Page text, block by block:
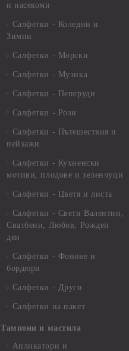
и насекоми
Салфетки - Коледни и
Зимни
Салфетки - Морски
Салфетки - Музика
Салфетки - Пеперуди
Салфетки - Рози
Салфетки - Пътешествия и
пейзажи
Салфетки - Кухненски
мотиви, плодове и зеленчуци
Салфетки - Цветя и листа
Салфетки - Свети Валентин,
Сватбени, Любов, Рожден
ден
Салфетки - Фонове и
бордюри
Салфетки - Други
Салфетки на пакет
Тампони и мастила
Апликатори и